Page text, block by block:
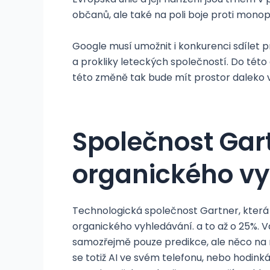
občanů, ale také na poli boje proti
Google musí umožnit i konkurenci sdílet
a prokliky leteckých společností. Do
této změně tak bude mít prostor daleko
Společnost
organického
Technologická společnost Gartner,
organického vyhledávání. a to až o
samozřejmě pouze predikce, ale něco
se totiž AI ve svém telefonu, nebo